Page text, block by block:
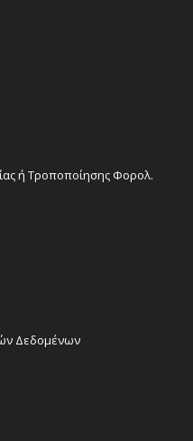
ή Τροποποίησης Φορολ.
Δεδομένων